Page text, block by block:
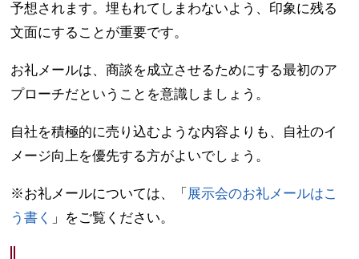
予想されます。埋もれてしまわないよう、印象に残る
文面にすることが重要です。
お礼メールは、商談を成立させるためにする最初のア
プローチだということを意識しましょう。
自社を積極的に売り込むような内容よりも、自社のイ
メージ向上を優先する方がよいでしょう。
※お礼メールについては、「 展示会のお礼メールはこ
う書く
」をご覧ください。